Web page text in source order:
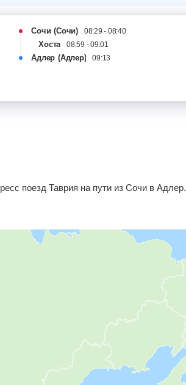
Сочи (Сочи) 08:29 - 08:40
Хоста 08:59 - 09:01
Адлер (Адлер) 09:13
поезд Таврия на пути из Сочи в Адлер.